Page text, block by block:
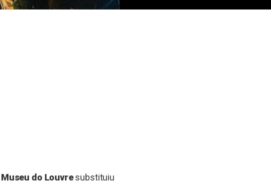
Museu do Louvresubstituiu